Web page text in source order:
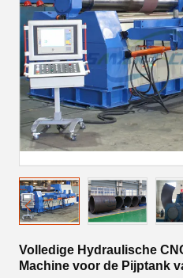
Volledige Hydraulische
Machine voor de Pijptank